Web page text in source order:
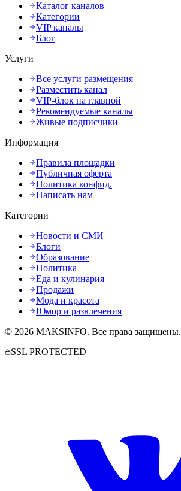
Каталог каналов
Категории
VIP каналы
Блог
Услуги
Все услуги размещения
Разместить канал
VIP-блок на главной
Рекомендуемые каналы
Живые подписчики
Информация
Правила площадки
Публичная оферта
Политика конфид.
Написать нам
Категории
Новости и СМИ
Блоги
Образование
Политика
Еда и кулинария
Продажи
Мода и красота
Юмор и развлечения
© 2026 MAKSINFO. Все права защищены.
SSL PROTECTED